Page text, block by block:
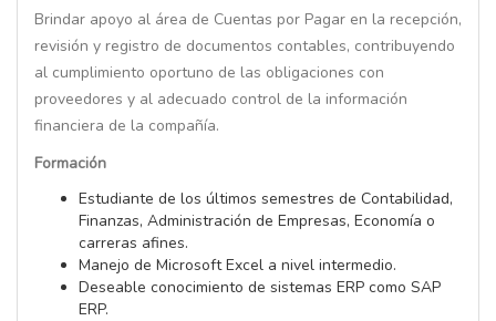
Brindar apoyo al área de Cuentas por Pagar en la recepción,
revisión y registro de documentos contables, contribuyendo
al cumplimiento oportuno de las obligaciones con
proveedores y al adecuado control de la información
financiera de la compañía.
Formación
Estudiante de los últimos semestres de Contabilidad,
Finanzas, Administración de Empresas, Economía o
carreras afines.
Manejo de Microsoft Excel a nivel intermedio.
Deseable conocimiento de sistemas ERP como SAP
ERP.